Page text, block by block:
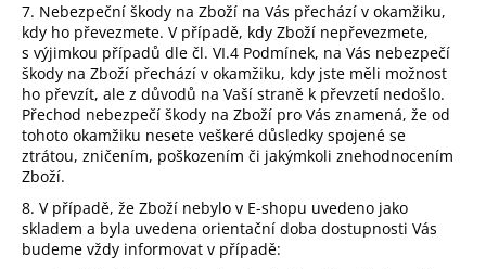
7. Nebezpeční škody na Zboží na Vás přechází v okamžiku,
kdy ho převezmete. V případě, kdy Zboží nepřevezmete,
s výjimkou případů dle čl. VI.4 Podmínek, na Vás nebezpečí
škody na Zboží přechází v okamžiku, kdy jste měli možnost
ho převzít, ale z důvodů na Vaší straně k převzetí nedošlo.
Přechod nebezpečí škody na Zboží pro Vás znamená, že od
tohoto okamžiku nesete veškeré důsledky spojené se
ztrátou, zničením, poškozením či jakýmkoli znehodnocením
Zboží.
8. V případě, že Zboží nebylo v E-shopu uvedeno jako
skladem a byla uvedena orientační doba dostupnosti Vás
budeme vždy informovat v případě: